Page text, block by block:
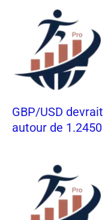
GBP/USD
autour de 1.2450